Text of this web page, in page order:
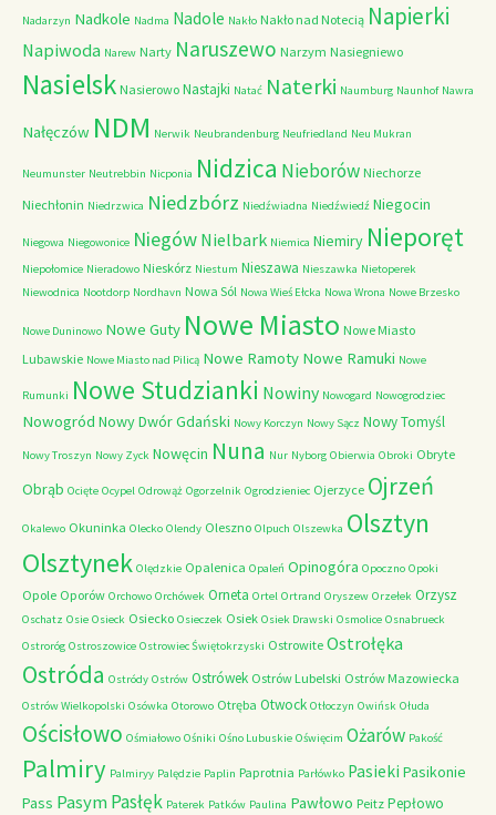
Nadarzyn Nadkole Nadma Nadole Nakło Nakło nad Notecią Napierki
Napiwoda Narew Narty Naruszewo Narzym Nasiegniewo
Nasielsk Nasierowo Nastajki Natać Naterki Naumburg Naunhof Nawra
Nałęczów NDM Nerwik Neubrandenburg Neufriedland Neu Mukran
Neumunster Neutrebbin Nicponia Nidzica Nieborów Niechorze
Niechłonin Niedrzwica Niedzbórz Niedźwiadna Niedźwiedź Niegocin
Niegowa Niegowonice Niegów Nielbark Niemica Niemiry Nieporęt
Niepołomice Nieradowo Nieskórz Niestum Nieszawa Nieszawka Nietoperek
Niewodnica Nootdorp Nordhavn Nowa Sól Nowa Wieś Ełcka Nowa Wrona Nowe Brzesko
Nowe Duninowo Nowe Guty Nowe Miasto Nowe Miasto
Lubawskie Nowe Miasto nad Pilicą Nowe Ramoty Nowe Ramuki Nowe
Rumunki Nowe Studzianki Nowiny Nowogard Nowogrodziec
Nowogród Nowy Dwór Gdański Nowy Korczyn Nowy Sącz Nowy Tomyśl
Nowy Troszyn Nowy Zyck Nowęcin Nuna Nur Nyborg Obierwia Obroki Obryte
Obrąb Ocięte Ocypel Odrowąż Ogorzelnik Ogrodzieniec Ojerzyce Ojrzeń
Okalewo Okuninka Olecko Olendy Oleszno Olpuch Olszewka Olsztyn
Olsztynek Olędzkie Opalenica Opaleń Opinogóra Opoczno Opoki
Opole Oporów Orchowo Orchówek Orneta Ortel Ortrand Oryszew Orzełek Orzysz
Oschatz Osie Osieck Osiecko Osieczek Osiek Osiek Drawski Osmolice Osnabrueck
Ostroróg Ostroszowice Ostrowiec Świętokrzyski Ostrowite Ostrołęka
Ostróda Ostródy Ostrów Ostrówek Ostrów Lubelski Ostrów Mazowiecka
Ostrów Wielkopolski Osówka Otorowo Otręba Otwock Otłoczyn Owińsk Ołuda
Ościsłowo Ośmiałowo Ośniki Ośno Lubuskie Oświęcim Ożarów Pakość
Palmiry Palmiryy Palędzie Paplin Paprotnia Parłówko Pasieki Pasikonie
Pass PasymPasłęk Paterek Patków Paulina Pawłowo Peitz Pepłowo